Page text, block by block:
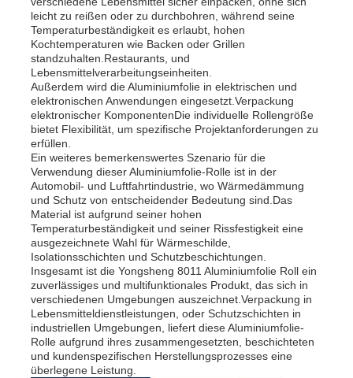
leicht zu reißen oder zu durchbohren, während seine
Temperaturbeständigkeit es erlaubt, hohen
Kochtemperaturen wie Backen oder Grillen
standzuhalten.Restaurants, und
Lebensmittelverarbeitungseinheiten.
Außerdem wird die Aluminiumfolie in elektrischen und
elektronischen Anwendungen eingesetzt.Verpackung
elektronischer KomponentenDie individuelle Rollengröße
bietet Flexibilität, um spezifische Projektanforderungen zu
erfüllen.
Ein weiteres bemerkenswertes Szenario für die
Verwendung dieser Aluminiumfolie-Rolle ist in der
Automobil- und Luftfahrtindustrie, wo Wärmedämmung
und Schutz von entscheidender Bedeutung sind.Das
Material ist aufgrund seiner hohen
Temperaturbeständigkeit und seiner Rissfestigkeit eine
ausgezeichnete Wahl für Wärmeschilde,
Isolationsschichten und Schutzbeschichtungen.
Insgesamt ist die Yongsheng 8011 Aluminiumfolie Roll ein
zuverlässiges und multifunktionales Produkt, das sich in
verschiedenen Umgebungen auszeichnet.Verpackung in
Lebensmitteldienstleistungen, oder Schutzschichten in
industriellen Umgebungen, liefert diese Aluminiumfolie-
Rolle aufgrund ihres zusammengesetzten, beschichteten
und kundenspezifischen Herstellungsprozesses eine
überlegene Leistung.